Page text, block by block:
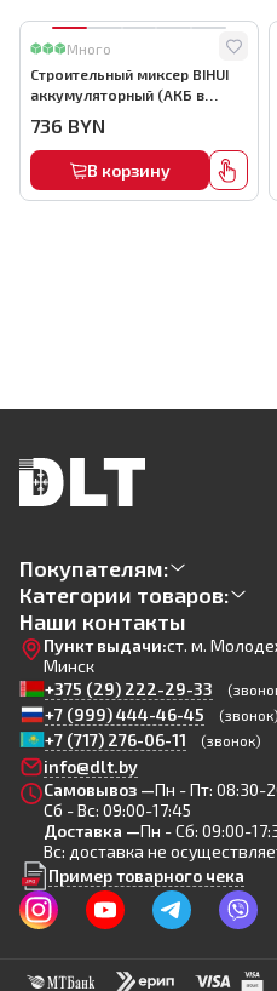
Много
Строительный миксер BIHUI
аккумуляторный (АКБ в
736 BYN
В корзину
Покупателям:
Категории товаров:
Наши контакты
Пункт выдачи:ст. м.
Минск
+375 (29) 222-29-33
+7 (999) 444-46-45 (звонок)
+7 (717) 276-06-11 (звонок)
info@dlt.by
Самовывоз —Пн - Пт: 08:30-
Сб - Вс: 09:00-17:45
Доставка —Пн - Сб: 09:00-
Вс: доставка не
Пример товарного чека